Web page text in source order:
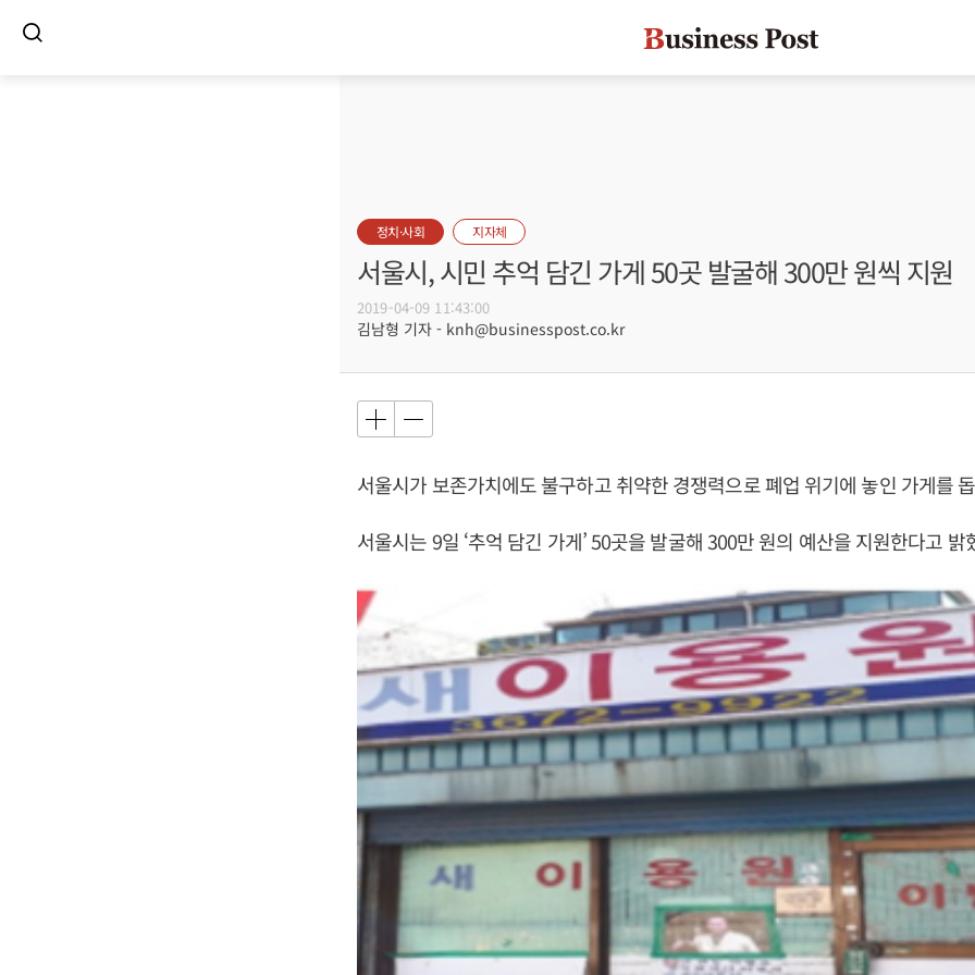
정치·사회 지자체
서울시, 시민 추억 담긴 가게 50곳 발굴해 300만 원씩 지원
2019-04-09 11:43:00
김남형 기자 - knh@businesspost.co.kr
서울시가 보존가치에도 불구하고 취약한 경쟁력으로 폐업 위기에 놓인 가게를
서울시는 9일 ‘추억 담긴 가게’ 50곳을 발굴해 300만 원의 예산을 지원한다고